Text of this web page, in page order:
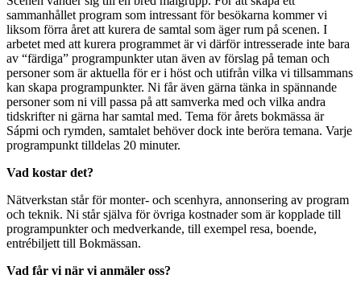
sammanhållet program som intressant för besökarna kommer vi
liksom förra året att kurera de samtal som äger rum på scenen. I
arbetet med att kurera programmet är vi därför intresserade inte bara
av “färdiga” programpunkter utan även av förslag på teman och
personer som är aktuella för er i höst och utifrån vilka vi tillsammans
kan skapa programpunkter. Ni får även gärna tänka in spännande
personer som ni vill passa på att samverka med och vilka andra
tidskrifter ni gärna har samtal med. Tema för årets bokmässa är
Sápmi och rymden, samtalet behöver dock inte beröra temana. Varje
programpunkt tilldelas 20 minuter.
Vad kostar det?
Nätverkstan står för monter- och scenhyra, annonsering av program
och teknik. Ni står själva för övriga kostnader som är kopplade till
programpunkter och medverkande, till exempel resa, boende,
entrébiljett till Bokmässan.
Vad får vi när vi anmäler oss?